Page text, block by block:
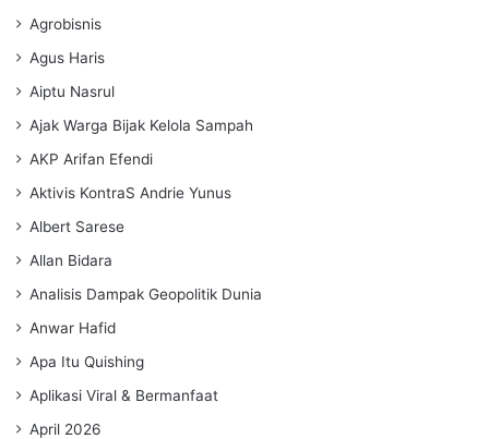
Agrobisnis
Agus Haris
Aiptu Nasrul
Ajak Warga Bijak Kelola Sampah
AKP Arifan Efendi
Aktivis KontraS Andrie Yunus
Albert Sarese
Allan Bidara
Analisis Dampak Geopolitik Dunia
Anwar Hafid
Apa Itu Quishing
Aplikasi Viral & Bermanfaat
April 2026